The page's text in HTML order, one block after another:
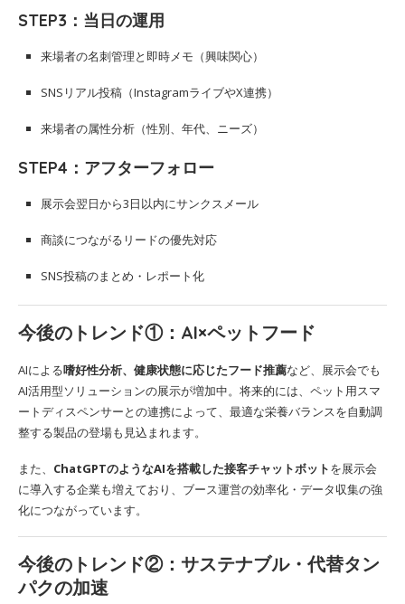
STEP3：当日の運用
来場者の名刺管理と即時メモ（興味関心）
SNSリアル投稿（InstagramライブやX連携）
来場者の属性分析（性別、年代、ニーズ）
STEP4：アフターフォロー
展示会翌日から3日以内にサンクスメール
商談につながるリードの優先対応
SNS投稿のまとめ・レポート化
今後のトレンド①：AI×ペットフード
AIによる嗜好性分析、健康状態に応じたフード推薦など、展示会でも
AI活用型ソリューションの展示が増加中。将来的には、ペット用スマ
ートディスペンサーとの連携によって、最適な栄養バランスを自動調
整する製品の登場も見込まれます。
また、 ChatGPTのようなAIを搭載した接客チャットボットを展示会
に導入する企業も増えており、ブース運営の効率化・データ収集の強
化につながっています。
今後のトレンド②：サステナブル・代替タン
パクの加速